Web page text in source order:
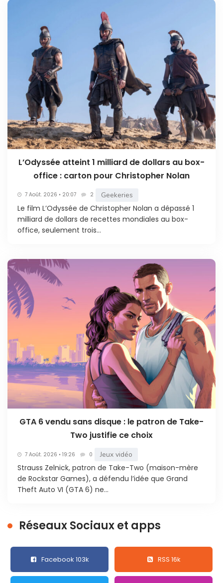
L’Odyssée atteint 1 milliard de dollars au box-
office : carton pour Christopher Nolan
7 Août. 2026 • 20:07 2 Geekeries
Le film L’Odyssée de Christopher Nolan a dépassé 1
milliard de dollars de recettes mondiales au box-
office, seulement trois...
GTA 6 vendu sans disque : le patron de Take-
Two justifie ce choix
7 Août. 2026 • 19:26 0 Jeux vidéo
Strauss Zelnick, patron de Take-Two (maison-mère
de Rockstar Games), a défendu l’idée que Grand
Theft Auto VI (GTA 6) ne...
Réseaux Sociaux et apps
Facebook 103k RSS 16k